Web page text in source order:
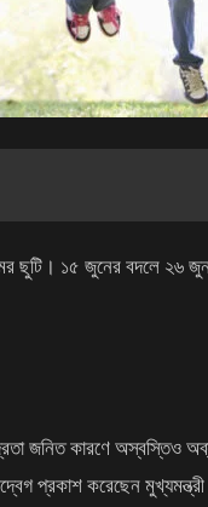
১৫ জুনের বদলে ২৬ জুন
জনিত কারণে অস্বস্তিও
প্রকাশ করেছেন মুখ্যমন্ত্রী